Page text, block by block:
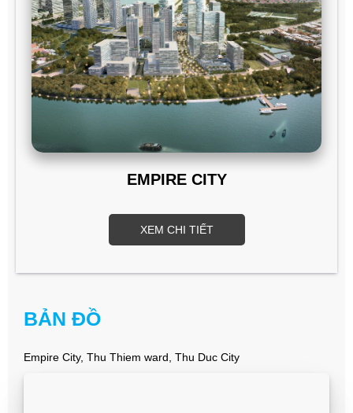
EMPIRE CITY
XEM CHI TIẾT
BẢN ĐỒ
Empire City, Thu Thiem ward, Thu Duc City